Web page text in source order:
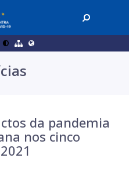
da pandemia
nos cinco